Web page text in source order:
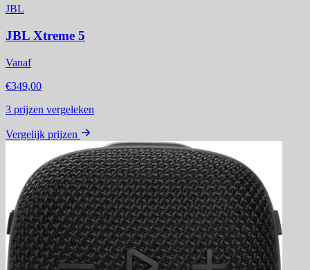
JBL
JBL Xtreme 5
Vanaf
€349,00
3 prijzen vergeleken
Vergelijk prijzen